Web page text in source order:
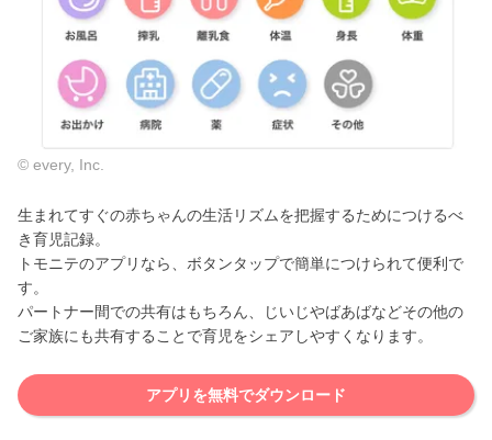
© every, Inc.
生まれてすぐの赤ちゃんの生活リズムを把握するためにつけるべ
き育児記録。
トモニテのアプリなら、ボタンタップで簡単につけられて便利で
す。
パートナー間での共有はもちろん、じいじやばあばなどその他の
ご家族にも共有することで育児をシェアしやすくなります。
アプリを無料でダウンロード